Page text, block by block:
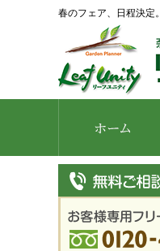
春のフェア、日程決定。